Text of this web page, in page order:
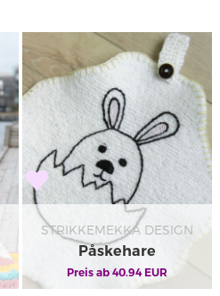
STRIKKEMEKKA DESIGN
Påskehare
Sitzunterlage
Preis ab 40.94EUR